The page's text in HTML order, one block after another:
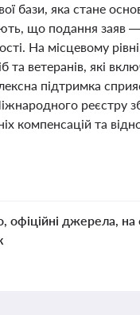
бази, яка стане
що подання заяв —
На місцевому
та ветеранів, які
підтримка
реєстру
та
офіційні джерела, на